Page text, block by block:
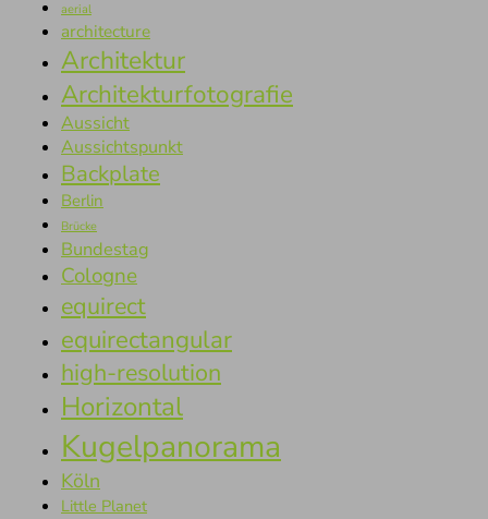
aerial
architecture
Architektur
Architekturfotografie
Aussicht
Aussichtspunkt
Backplate
Berlin
Brücke
Bundestag
Cologne
equirect
equirectangular
high-resolution
Horizontal
Kugelpanorama
Köln
Little Planet